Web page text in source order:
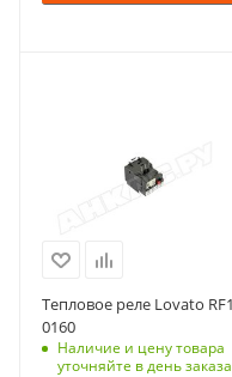
Тепловое реле Lovato
0160
Наличие и цену товара
уточняйте в день заказа